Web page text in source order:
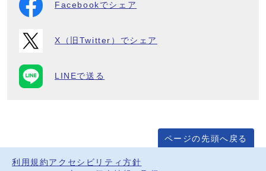
Facebookでシェア
X（旧Twitter）でシェア
LINEで送る
ページの先頭へ戻る
利用規約 アクセシビリティ方針